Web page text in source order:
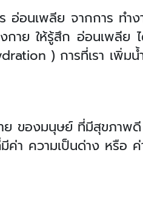
อ่อนเพลีย จากการ ทำ
ย ให้รู้สึก อ่อนเพลีย
) การที่เรา เพิ่ม
ย ของมนุษย์ ที่มีสุขภาพ
ความเป็นด่าง หรือ